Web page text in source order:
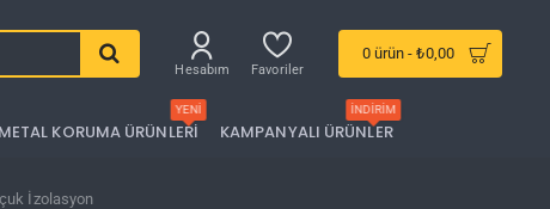
Hesabım Favoriler
0 ürün - ₺0,00
METAL KORUMA ÜRÜNLERI
YENI
KAMPANYALI ÜRÜNLER
İNDIRIM
İzolasyon